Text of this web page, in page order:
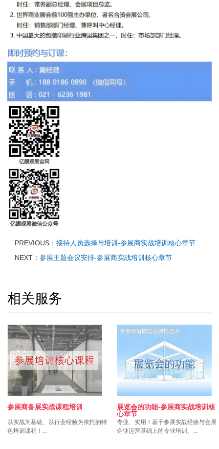
PREVIOUS： 接待人员选择与培训-参展商实战培训核心章节
NEXT： 参展主题会议安排-参展商实战培训核心章节
相关服务
参展商备展实战课程培训
以实战为基础、以行业经验为依托的特
色培训课程！...
展览会的功能-参展商实战培训核
心章节
专业、实用！基于参展实战经验与会展
企业运营基础上的专业培训。...